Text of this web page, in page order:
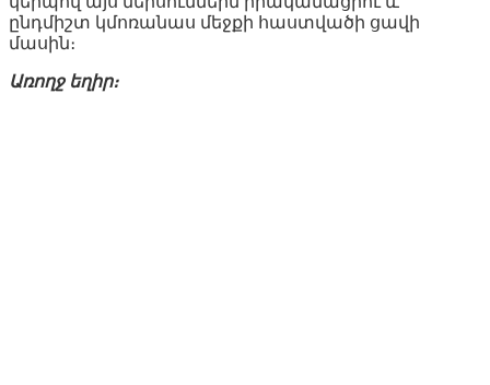
ընդմիշտ կմոռանաս մեջքի հաստվածի ցավի
մասին։
Առողջ եղիր։